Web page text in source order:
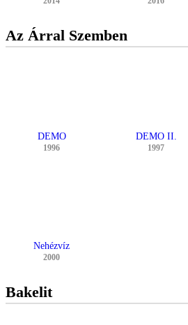
Az Árral Szemben
DEMO
1996
DEMO II.
1997
Nehézvíz
2000
Bakelit